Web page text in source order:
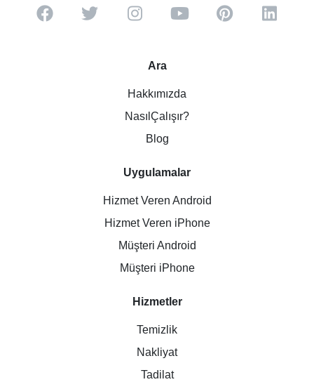
Ara
Hakkımızda
NasılÇalışır?
Blog
Uygulamalar
Hizmet Veren Android
Hizmet Veren iPhone
Müşteri Android
Müşteri iPhone
Hizmetler
Temizlik
Nakliyat
Tadilat